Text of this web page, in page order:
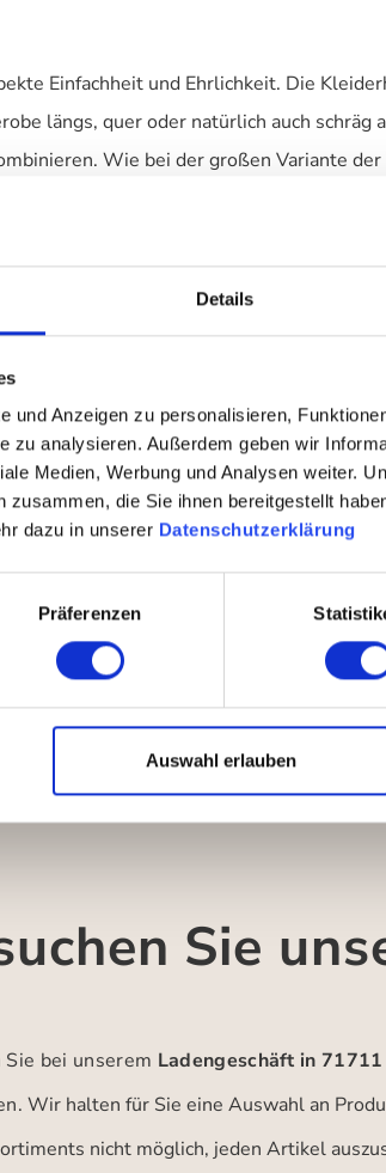
Details
und Anzeigen zu personalisieren,
zu analysieren. Außerdem geben wir
Medien, Werbung und Analysen weiter.
zusammen, die Sie ihnen bereitgestellt
dazu in unserer Datenschutzerklärung
Präferenzen
Auswahl erlauben
Einfachheit und Ehrlichkeit. Die
längs, quer oder natürlich auch
Wie bei der großen Variante der
oder zum Beispiel das
Sie
Sie bei unserem Ladengeschäft in
Wir halten für Sie eine Auswahl an
nicht möglich, jeden Artikel